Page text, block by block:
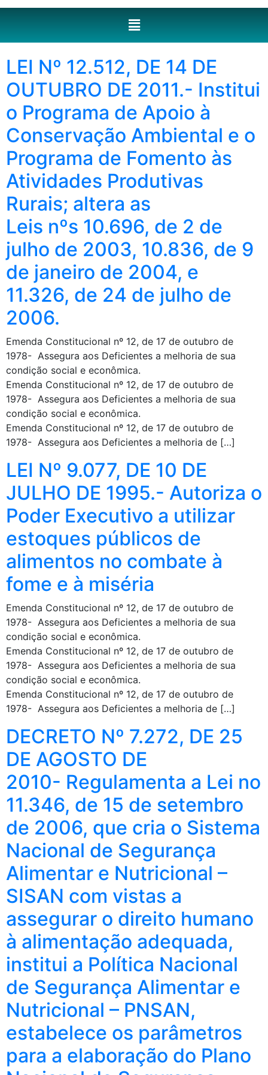
LEI Nº 12.512, DE 14 DE
OUTUBRO DE 2011.- Institui
o Programa de Apoio à
Conservação Ambiental e o
Programa de Fomento às
Atividades Produtivas
Rurais; altera as
Leis nºs 10.696, de 2 de
julho de 2003, 10.836, de 9
de janeiro de 2004, e
11.326, de 24 de julho de
2006.
Emenda Constitucional nº 12, de 17 de outubro de
1978- Assegura aos Deficientes a melhoria de sua
condição social e econômica.
Emenda Constitucional nº 12, de 17 de outubro de
1978- Assegura aos Deficientes a melhoria de sua
condição social e econômica.
Emenda Constitucional nº 12, de 17 de outubro de
1978- Assegura aos Deficientes a melhoria de […]
LEI Nº 9.077, DE 10 DE
JULHO DE 1995.- Autoriza o
Poder Executivo a utilizar
estoques públicos de
alimentos no combate à
fome e à miséria
Emenda Constitucional nº 12, de 17 de outubro de
1978- Assegura aos Deficientes a melhoria de sua
condição social e econômica.
Emenda Constitucional nº 12, de 17 de outubro de
1978- Assegura aos Deficientes a melhoria de sua
condição social e econômica.
Emenda Constitucional nº 12, de 17 de outubro de
1978- Assegura aos Deficientes a melhoria de […]
DECRETO Nº 7.272, DE 25
DE AGOSTO DE
2010- Regulamenta a Lei no
11.346, de 15 de setembro
de 2006, que cria o Sistema
Nacional de Segurança
Alimentar e Nutricional –
SISAN com vistas a
assegurar o direito humano
à alimentação adequada,
institui a Política Nacional
de Segurança Alimentar e
Nutricional – PNSAN,
estabelece os parâmetros
para a elaboração do Plano